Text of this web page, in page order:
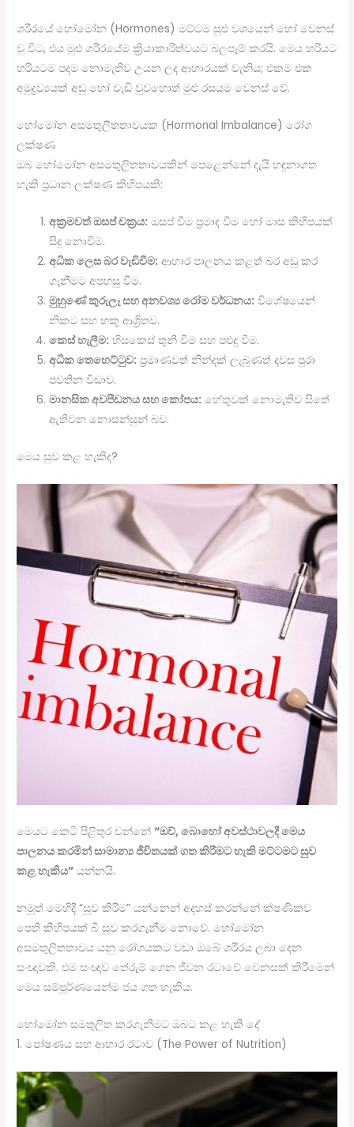
ශරීරයේ හෝමෝන (Hormones) මට්ටම සුළු වශයෙන් හෝ වෙනස්
වූ විට, එය මුළු ශරීරයේම ක්‍රියාකාරිත්වයට බලපෑම් කරයි. මෙය හරියට
හරියටම පදම නොමැතිව උයන ලද ආහාරයක් වැනිය; එකම එක
අමුද්‍රව්‍යයක් අඩු හෝ වැඩි වුවහොත් මුළු රසයම වෙනස් වේ.
හෝමෝන අසමතුලිතතාවයක (Hormonal Imbalance) රෝග
ලක්ෂණ
ඔබ හෝමෝන අසමතුලිතතාවයකින් පෙළෙන්නේ දැයි හඳුනාගත
හැකි ප්‍රධාන ලක්ෂණ කිහිපයකි:
අක්‍රමවත් ඔසප් චක්‍රය: ඔසප් වීම ප්‍රමාද වීම හෝ මාස කිහිපයක්
සිදු නොවීම.
අධික ලෙස බර වැඩිවීම: ආහාර පාලනය කළත් බර අඩු කර
ගැනීමට අපහසු වීම.
මුහුණේ කුරුලෑ සහ අනවශ්‍ය රෝම වර්ධනය: විශේෂයෙන්
නිකට සහ හකු ආශ්‍රිතව.
කෙස් හැලීම: හිසකෙස් තුනී වීම සහ පළුදු වීම.
අධික තෙහෙට්ටුව: ප්‍රමාණවත් නින්දක් ලැබුණත් දවස පුරා
පවතින විඩාව.
මානසික අවපීඩනය සහ කෝපය: හේතුවක් නොමැතිව සිතේ
ඇතිවන නොසන්සුන් බව.
මෙය සුව කළ හැකිද?
මෙයට කෙටි පිළිතුර වන්නේ“ඔව්, බොහෝ අවස්ථාවලදී මෙය
පාලනය කරමින් සාමාන්‍ය ජීවිතයක් ගත කිරීමට හැකි මට්ටමට සුව
කළ හැකිය” යන්නයි.
නමුත් මෙහිදී “සුව කිරීම” යන්නෙන් අදහස් කරන්නේ ක්ෂණිකව
පෙති කිහිපයක් බී සුව කරගැනීම නොවේ. හෝමෝන
අසමතුලිතතාවය යනු රෝගයකට වඩා ඔබේ ශරීරය ලබා දෙන
සංඥාවකි. එම සංඥාව තේරුම් ගෙන ජීවන රටාවේ වෙනසක් කිරීමෙන්
මෙය සම්පූර්ණයෙන්ම ජය ගත හැකිය.
හෝමෝන සමතුලිත කරගැනීමට ඔබට කළ හැකි දේ
1. පෝෂණය සහ ආහාර රටාව (The Power of Nutrition)